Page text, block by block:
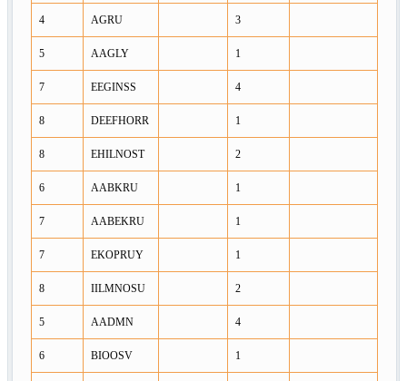
4 AGRU 3
5 AAGLY 1
7 EEGINSS 4
8 DEEFHORR 1
8 EHILNOST 2
6 AABKRU 1
7 AABEKRU 1
7 EKOPRUY 1
8 IILMNOSU 2
5 AADMN 4
6 BIOOSV 1